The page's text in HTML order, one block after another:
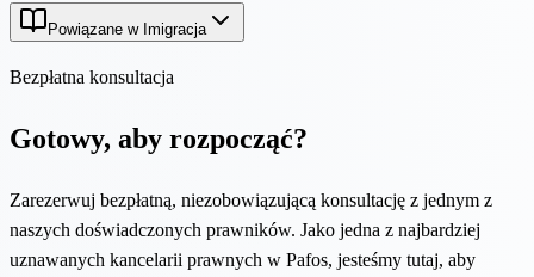
Powiązane w Imigracja
Bezpłatna konsultacja
Gotowy, aby rozpocząć?
Zarezerwuj bezpłatną, niezobowiązującą konsultację z jednym z
naszych doświadczonych prawników. Jako jedna z najbardziej
uznawanych kancelarii prawnych w Pafos, jesteśmy tutaj, aby